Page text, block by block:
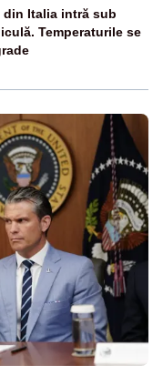
din Italia intră sub
Temperaturile se